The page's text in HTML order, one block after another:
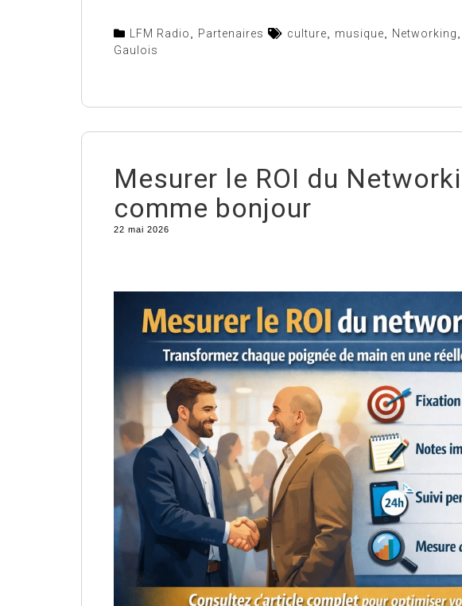
LFM Radio Partenaires culture musique Networking
Gaulois
Mesurer le ROI du
comme bonjour
22 mai 2026